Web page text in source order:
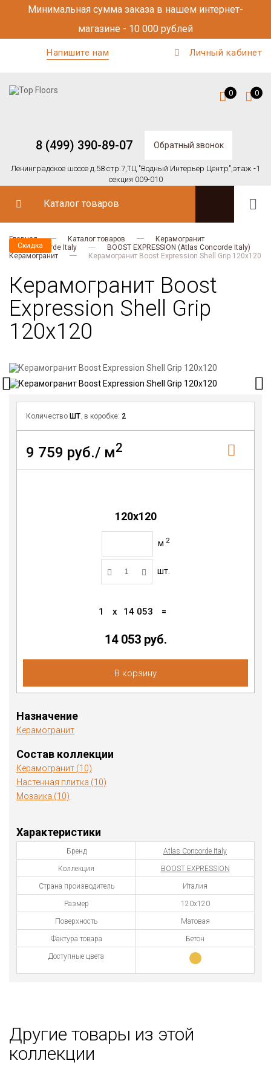
Минимальная сумма заказа в нашем интернет-
магазине - 10 000 рублей
Напишите нам Личный кабинет
8 (499) 390-89-07 Обратный звонок
Ленинградское шоссе д.58 стр.7,ТЦ "Водный Интерьер Центр",этаж -1
секция 009-010
0 0
Каталог товаров
Главная Каталог товаров
Керамогранит
Atlas Concorde Italy
BOOST EXPRESSION (Atlas Concorde Italy)
Керамогранит
Керамогранит Boost Expression Shell Grip 120x120
Керамогранит Boost
Expression Shell Grip
120x120
Скидка
Количество ШТ. в коробке: 2
9 759 руб./ м2
120x120
м 2
шт.
1 x 14 053 =
14 053 руб.
В корзину
Назначение
Керамогранит
Состав коллекции
Керамогранит (10)
Настенная плитка (10)
Мозаика (10)
Характеристики
Бренд Atlas Concorde Italy
Коллекция BOOST EXPRESSION
Страна производитель Италия
Размер 120x120
Поверхность Матовая
Фактура товара Бетон
Доступные цвета
Другие товары из этой
коллекции